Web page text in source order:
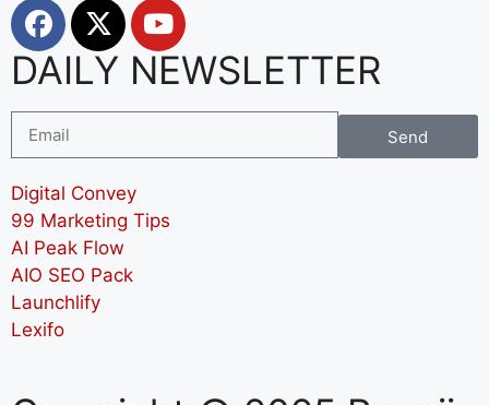
DAILY NEWSLETTER
Send
Digital Convey
99 Marketing Tips
AI Peak Flow
AIO SEO Pack
Launchlify
Lexifo